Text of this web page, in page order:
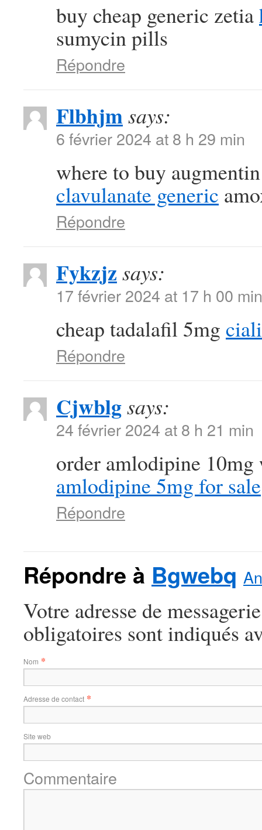
buy cheap generic zetia
sumycin pills
Répondre
Flbhjmsays:
6 février 2024 at 8 h 29 min
where to buy
clavulanate generic
Répondre
Fykzjz says:
17 février 2024 at 17 h 00 min
cheap tadalafil 5mg
Répondre
Cjwblgsays:
24 février 2024 at 8 h 21 min
order amlodipine
amlodipine 5mg for sale
Répondre
Répondre à Bgwebq
Votre adresse de
obligatoires sont indiqués
Nom *
Adresse de contact *
Site web
Commentaire